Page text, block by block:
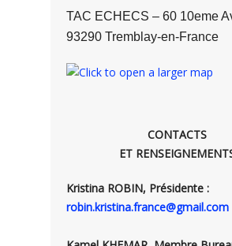
TAC ECHECS – 60 10eme
93290 Tremblay-en-France
CONTACTS
ET
Kristina ROBIN, Présidente :
robin.kristina.france@gmail.com